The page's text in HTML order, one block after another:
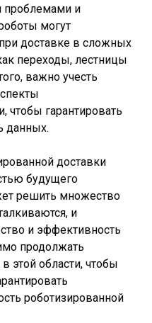
проблемами и
могут
доставке в сложных
переходы, лестницы
важно учесть
чтобы гарантировать
данных.
доставки
будущего
решить множество
и
и эффективность
продолжать
этой области, чтобы
роботизированной